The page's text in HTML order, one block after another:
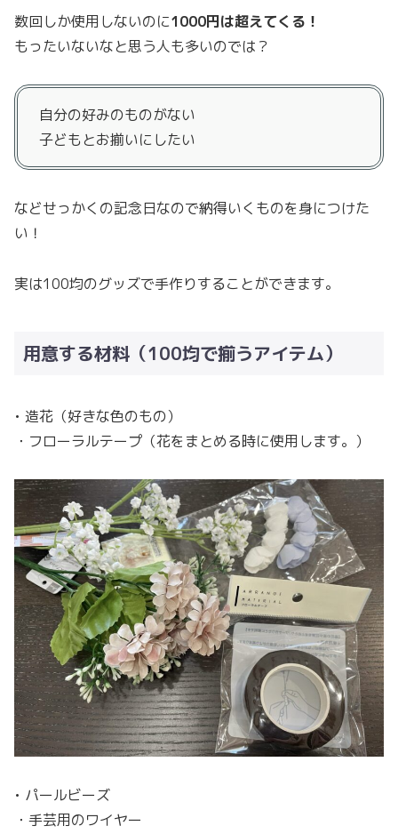
数回しか使用しないのに1000円は超えてくる！
もったいないなと思う人も多いのでは？
自分の好みのものがない
子どもとお揃いにしたい
などせっかくの記念日なので納得いくものを身につけた
い！
実は100均のグッズで手作りすることができます。
用意する材料（100均で揃うアイテム）
• 造花（好きな色のもの）
・フローラルテープ（花をまとめる時に使用します。）
• パールビーズ
・手芸用のワイヤー